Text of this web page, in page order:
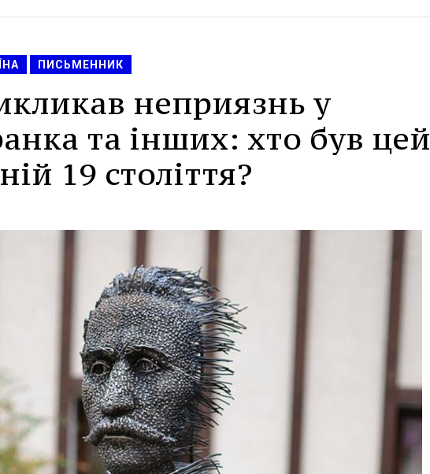
ПИСЬМЕННИК
неприязнь у
та інших: хто був цей
19 століття?